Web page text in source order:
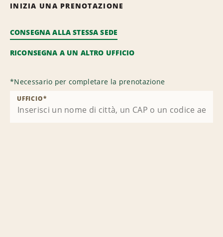
INIZIA UNA PRENOTAZIONE
CONSEGNA ALLA STESSA SEDE
RICONSEGNA A UN ALTRO UFFICIO
*Necessario per completare la prenotazione
UFFICIO*